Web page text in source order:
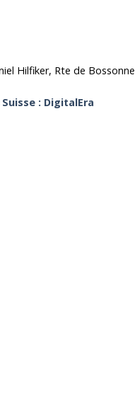
Hilfiker, Rte de
: DigitalEra